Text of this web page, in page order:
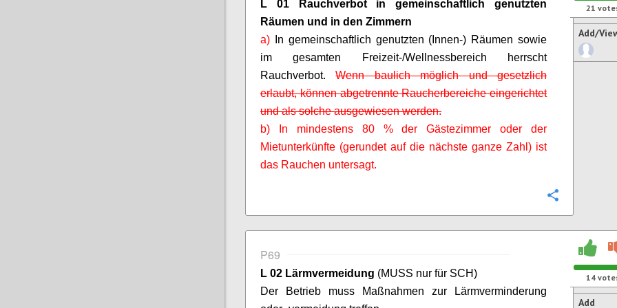
L 01 Rauchverbot in gemeinschaftlich genutzten
Räumen und in den Zimmern
a)
In gemeinschaftlich genutzten (Innen-) Räumen sowie
im gesamten Freizeit-/Wellnessbereich herrscht
Rauchverbot.Wenn baulich möglich und gesetzlich
erlaubt, können abgetrennte Raucherbereiche eingerichtet
und als solche ausgewiesen werden.
b) In mindestens 80 % der Gästezimmer oder der
Mietunterkünfte (gerundet auf die nächste ganze Zahl) ist
das Rauchen untersagt.
21
Add/
P69
L 02 Lärmvermeidung (MUSS nur für SCH)
Der Betrieb muss Maßnahmen zur Lärmverminderung
14
Add